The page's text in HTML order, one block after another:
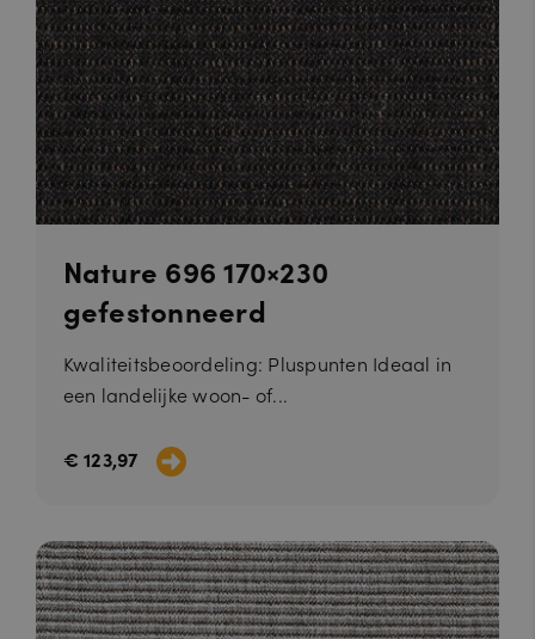
Nature 696 170×230
gefestonneerd
Kwaliteitsbeoordeling: Pluspunten Ideaal in
een landelijke woon- of...
€ 123,97